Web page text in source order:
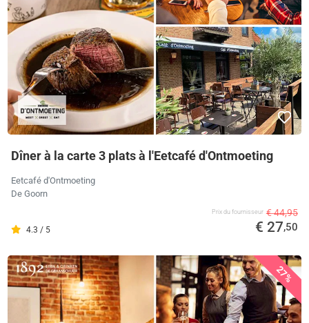
Dîner à la carte 3 plats à l'Eetcafé d'Ontmoeting
Eetcafé d'Ontmoeting
De Goorn
4.3 / 5
Prix ​​du fournisseur € 44,95
€ 27,50
27%